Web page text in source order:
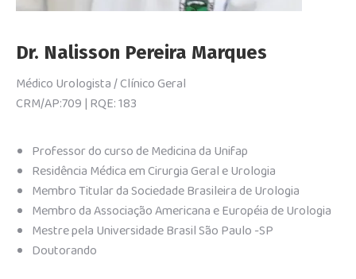
Dr. Nalisson Pereira Marques
Médico Urologista / Clínico Geral
CRM/AP:709 | RQE: 183
Professor do curso de Medicina da Unifap
Residência Médica em Cirurgia Geral e Urologia
Membro Titular da Sociedade Brasileira de Urologia
Membro da Associação Americana e Européia de Urologia
Mestre pela Universidade Brasil São Paulo -SP
Doutorando